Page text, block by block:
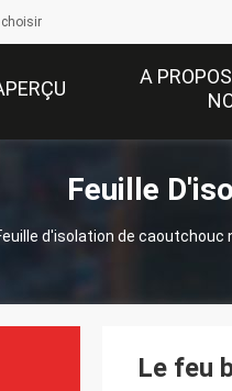
A
Feuille
d'isolation de caoutchouc
Le feu